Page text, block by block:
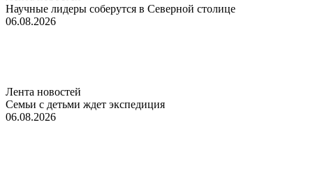
Научные лидеры соберутся в Северной столице
06.08.2026
Лента новостей
Семьи с детьми ждет экспедиция
06.08.2026